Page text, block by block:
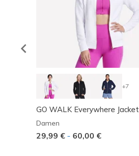
+7
GO WALK Everywhere Jacket
Damen
29,99 € - 60,00 €